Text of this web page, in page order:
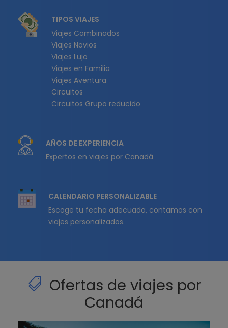
TIPOS VIAJES
Viajes Combinados
Viajes Novios
Viajes Lujo
Viajes en Familia
Viajes Aventura
Circuitos
Circuitos Grupo reducido
AÑOS DE EXPERIENCIA
Expertos en viajes por Canadá
CALENDARIO PERSONALIZABLE
Escoge tu fecha adecuada, contamos con
viajes personalizados.
Ofertas de viajes por
Canadá